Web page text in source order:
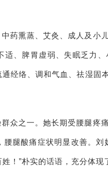
药熏蒸、艾灸、成人及小
适、脾胃虚弱、失眠乏力
经络、调和气血、祛湿固
众之一。她长期受腰腿疼
腿酸痛症状明显改善。
！”朴实的话语，充分体现